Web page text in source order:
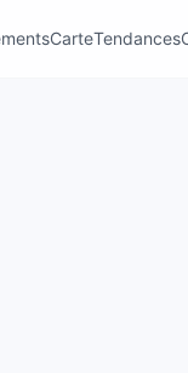
CarteTendances